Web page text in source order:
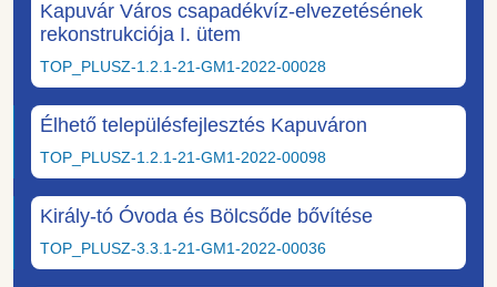
Kapuvár Város csapadékvíz-elvezetésének
rekonstrukciója I. ütem
TOP_PLUSZ-1.2.1-21-GM1-2022-00028
Élhető településfejlesztés Kapuváron
TOP_PLUSZ-1.2.1-21-GM1-2022-00098
Király-tó Óvoda és Bölcsőde bővítése
TOP_PLUSZ-3.3.1-21-GM1-2022-00036